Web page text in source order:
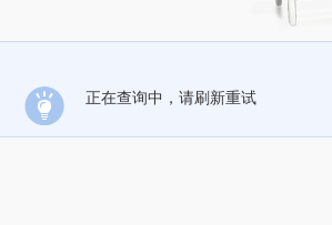
正在查询中，请刷新重试